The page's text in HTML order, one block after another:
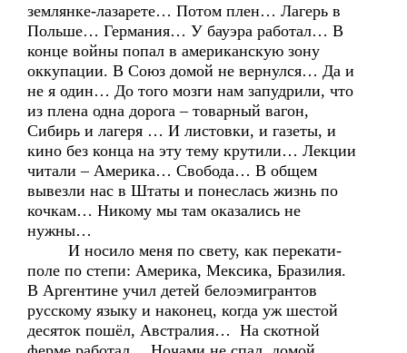
землянке-лазарете… Потом плен… Лагерь в
Польше… Германия… У бауэра работал… В
конце войны попал в американскую зону
оккупации. В Союз домой не вернулся… Да и
не я один… До того мозги нам запудрили, что
из плена одна дорога – товарный вагон,
Сибирь и лагеря … И листовки, и газеты, и
кино без конца на эту тему крутили… Лекции
читали – Америка… Свобода… В общем
вывезли нас в Штаты и понеслась жизнь по
кочкам… Никому мы там оказались не
нужны…
И носило меня по свету, как перекати-
поле по степи: Америка, Мексика, Бразилия.
В Аргентине учил детей белоэмигрантов
русскому языку и наконец, когда уж шестой
десяток пошёл, Австралия… На скотной